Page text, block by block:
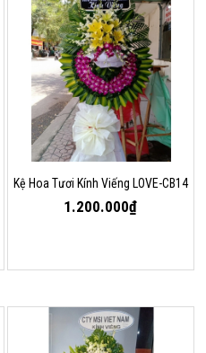
Kệ Hoa Tươi Kính Viếng LOVE-CB14
1.200.000₫